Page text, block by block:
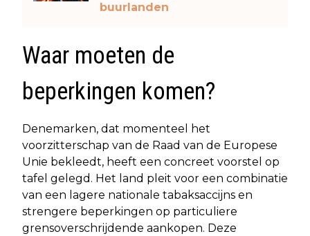
buurlanden
Waar moeten de
beperkingen komen?
Denemarken, dat momenteel het
voorzitterschap van de Raad van de Europese
Unie bekleedt, heeft een concreet voorstel op
tafel gelegd. Het land pleit voor een combinatie
van een lagere nationale tabaksaccijns en
strengere beperkingen op particuliere
grensoverschrijdende aankopen. Deze